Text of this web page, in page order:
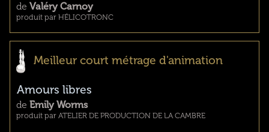
de Valéry Carnoy
produit par HÉLICOTRONC
Meilleur court métrage d'animation
Amours libres
de Emily Worms
produit par ATELIER DE PRODUCTION DE LA CAMBRE